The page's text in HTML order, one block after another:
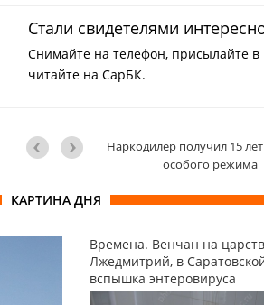
Стали свидетелями
Снимайте на телефон, присылайте
читайте на СарБК.
Наркодилер получил 15
особого режима
КАРТИНА ДНЯ
Времена. Венчан на
Лжедмитрий, в
вспышка энтеровируса